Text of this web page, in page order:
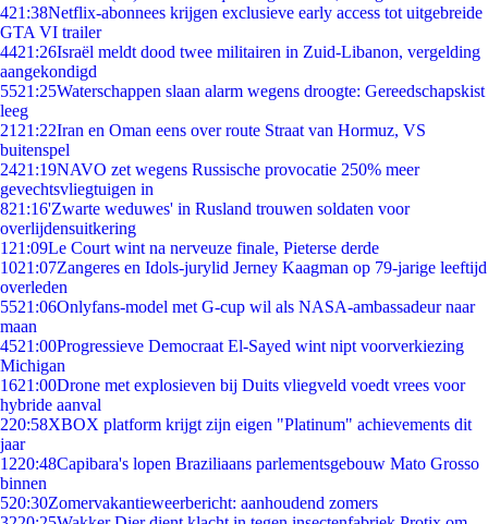
421:38Netflix-abonnees krijgen exclusieve early access tot uitgebreide
GTA VI trailer
4421:26Israël meldt dood twee militairen in Zuid-Libanon, vergelding
aangekondigd
5521:25Waterschappen slaan alarm wegens droogte: Gereedschapskist
leeg
21 21:22Iran en Oman eens over route Straat van Hormuz, VS
buitenspel
2421:19NAVO zet wegens Russische provocatie 250% meer
gevechtsvliegtuigen in
821:16'Zwarte weduwes' in Rusland trouwen soldaten voor
overlijdensuitkering
1 21:09Le Court wint na nerveuze finale, Pieterse derde
1021:07Zangeres en Idols-jurylid Jerney Kaagman op 79-jarige leeftijd
overleden
5521:06Onlyfans-model met G-cup wil als NASA-ambassadeur naar
maan
4521:00Progressieve Democraat El-Sayed wint nipt voorverkiezing
Michigan
1621:00Drone met explosieven bij Duits vliegveld voedt vrees voor
hybride aanval
220:58XBOX platform krijgt zijn eigen "Platinum" achievements dit
jaar
1220:48Capibara's lopen Braziliaans parlementsgebouw Mato Grosso
binnen
520:30Zomervakantieweerbericht: aanhoudend zomers